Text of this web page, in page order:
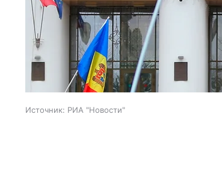
Источник: РИА "Новости"